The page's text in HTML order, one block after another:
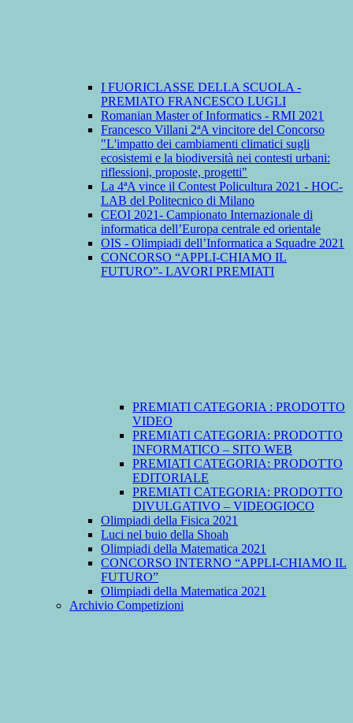
I FUORICLASSE DELLA SCUOLA -
PREMIATO FRANCESCO LUGLI
Romanian Master of Informatics - RMI 2021
Francesco Villani 2ªA vincitore del Concorso
"L'impatto dei cambiamenti climatici sugli
ecosistemi e la biodiversità nei contesti urbani:
riflessioni, proposte, progetti"
La 4ªA vince il Contest Policultura 2021 - HOC-
LAB del Politecnico di Milano
CEOI 2021- Campionato Internazionale di
informatica dell’Europa centrale ed orientale
OIS - Olimpiadi dell’Informatica a Squadre 2021
CONCORSO “APPLI-CHIAMO IL
FUTURO”- LAVORI PREMIATI
PREMIATI CATEGORIA : PRODOTTO
VIDEO
PREMIATI CATEGORIA: PRODOTTO
INFORMATICO – SITO WEB
PREMIATI CATEGORIA: PRODOTTO
EDITORIALE
PREMIATI CATEGORIA: PRODOTTO
DIVULGATIVO – VIDEOGIOCO
Olimpiadi della Fisica 2021
Luci nel buio della Shoah
Olimpiadi della Matematica 2021
CONCORSO INTERNO “APPLI-CHIAMO IL
FUTURO”
Olimpiadi della Matematica 2021
Archivio Competizioni